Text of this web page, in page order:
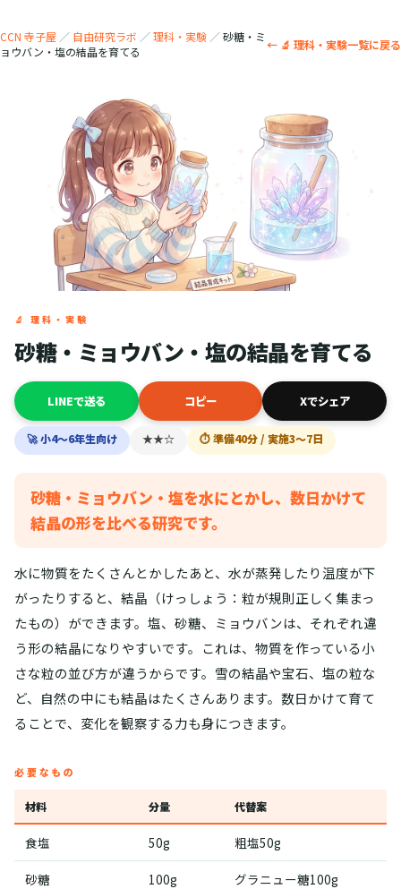
CCN 寺子屋 ／ 自由研究ラボ ／理科・実験 ／砂糖・ミ
ョウバン・塩の結晶を育てる
← 🔬 理科・実験一覧に戻る
🔬 理科・実験
砂糖・ミョウバン・塩の結晶を育てる
LINEで送る コピー Xでシェア
🚀 小4〜6年生向け ★★☆ ⏱ 準備40分 / 実施3〜7日
砂糖・ミョウバン・塩を水にとかし、数日かけて
結晶の形を比べる研究です。
水に物質をたくさんとかしたあと、水が蒸発したり温度が下
がったりすると、結晶（けっしょう：粒が規則正しく集まっ
たもの）ができます。塩、砂糖、ミョウバンは、それぞれ違
う形の結晶になりやすいです。これは、物質を作っている小
さな粒の並び方が違うからです。雪の結晶や宝石、塩の粒な
ど、自然の中にも結晶はたくさんあります。数日かけて育て
ることで、変化を観察する力も身につきます。
必要なもの
材料 分量 代替案
食塩 50g 粗塩50g
砂糖 100g グラニュー糖100g